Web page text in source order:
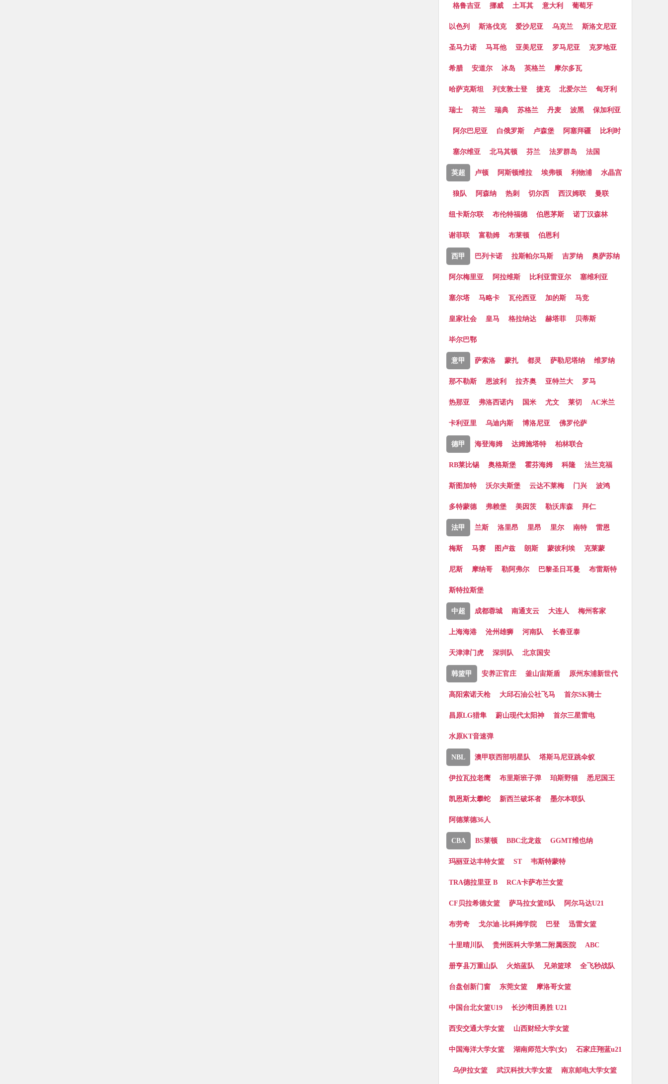
格鲁吉亚 挪威 土耳其 意大利 葡萄牙
以色列 斯洛伐克 爱沙尼亚 乌克兰 斯洛文尼亚
圣马力诺 马耳他 亚美尼亚 罗马尼亚 克罗地亚
希腊 安道尔 冰岛 英格兰 摩尔多瓦
哈萨克斯坦 列支敦士登 捷克 北爱尔兰 匈牙利
瑞士 荷兰 瑞典 苏格兰 丹麦 波黑 保加利亚
阿尔巴尼亚 白俄罗斯 卢森堡 阿塞拜疆 比利时
塞尔维亚 北马其顿 芬兰 法罗群岛 法国
英超 卢顿 阿斯顿维拉 埃弗顿 利物浦 水晶宫
狼队 阿森纳 热刺 切尔西 西汉姆联 曼联
纽卡斯尔联 布伦特福德 伯恩茅斯 诺丁汉森林
谢菲联 富勒姆 布莱顿 伯恩利
西甲 巴列卡诺 拉斯帕尔马斯 吉罗纳 奥萨苏纳
阿尔梅里亚 阿拉维斯 比利亚雷亚尔 塞维利亚
塞尔塔 马略卡 瓦伦西亚 加的斯 马竞
皇家社会 皇马 格拉纳达 赫塔菲 贝蒂斯
毕尔巴鄂
意甲 萨索洛 蒙扎 都灵 萨勒尼塔纳 维罗纳
那不勒斯 恩波利 拉齐奥 亚特兰大 罗马
热那亚 弗洛西诺内 国米 尤文 莱切 AC米兰
卡利亚里 乌迪内斯 博洛尼亚 佛罗伦萨
德甲 海登海姆 达姆施塔特 柏林联合
RB莱比锡 奥格斯堡 霍芬海姆 科隆 法兰克福
斯图加特 沃尔夫斯堡 云达不莱梅 门兴 波鸿
多特蒙德 弗赖堡 美因茨 勒沃库森 拜仁
法甲 兰斯 洛里昂 里昂 里尔 南特 雷恩
梅斯 马赛 图卢兹 朗斯 蒙彼利埃 克莱蒙
尼斯 摩纳哥 勒阿弗尔 巴黎圣日耳曼 布雷斯特
斯特拉斯堡
中超 成都蓉城 南通支云 大连人 梅州客家
上海海港 沧州雄狮 河南队 长春亚泰
天津津门虎 深圳队 北京国安
韩篮甲 安养正官庄 釜山宙斯盾 原州东浦新世代
高阳索诺天枪 大邱石油公社飞马 首尔SK骑士
昌原LG猎隼 蔚山现代太阳神 首尔三星雷电
水原KT音速弹
NBL 澳甲联西部明星队 塔斯马尼亚跳伞蚁
伊拉瓦拉老鹰 布里斯班子弹 珀斯野猫 悉尼国王
凯恩斯太攀蛇 新西兰破坏者 墨尔本联队
阿德莱德36人
CBA BS莱顿 BBC北龙兹 GGMT维也纳
玛丽亚达丰特女篮 ST 韦斯特蒙特
TRA德拉里亚 B RCA卡萨布兰女篮
CF贝拉希德女篮 萨马拉女篮B队 阿尔马达U21
布劳奇 戈尔迪-比科姆学院 巴登 迅雷女篮
十里晴川队 贵州医科大学第二附属医院 ABC
册亨县万重山队 火焰蓝队 兄弟篮球 全飞秒战队
台盘创新门窗 东莞女篮 摩洛哥女篮
中国台北女篮U19 长沙湾田勇胜 U21
西安交通大学女篮 山西财经大学女篮
中国海洋大学女篮 湖南师范大学(女) 石家庄翔蓝u21
乌伊拉女篮 武汉科技大学女篮 南京邮电大学女篮